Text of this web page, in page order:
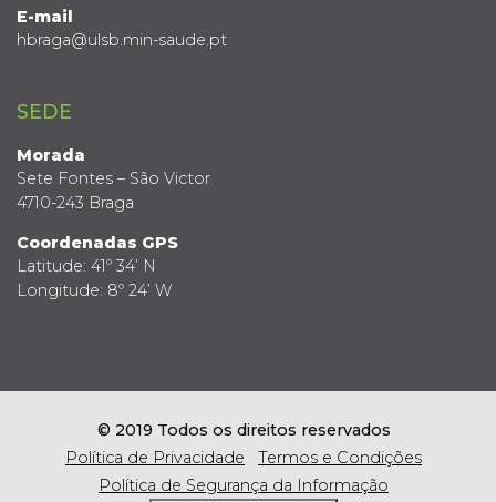
E-mail
hbraga@ulsb.min-saude.pt
SEDE
Morada
Sete Fontes – São Victor
4710-243 Braga
Coordenadas GPS
Latitude: 41º 34’ N
Longitude: 8º 24’ W
© 2019 Todos os direitos reservados
Política de Privacidade
Termos e Condições
Política de Segurança da Informação